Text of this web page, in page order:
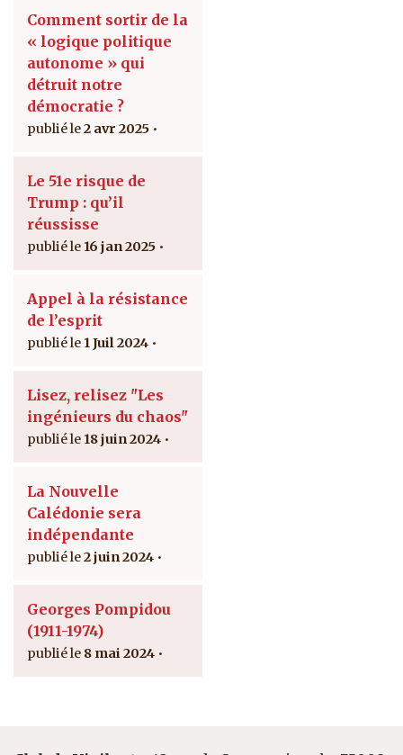
Comment sortir de la
« logique politique
autonome » qui
détruit notre
démocratie ?
2 avr 2025
Le 51e risque de
Trump : qu’il
réussisse
16 jan 2025
Appel à la résistance
de l’esprit
1 Juil 2024
Lisez, relisez "Les
ingénieurs du chaos"
18 juin 2024
La Nouvelle
Calédonie sera
indépendante
2 juin 2024
Georges Pompidou
(1911-1974)
8 mai 2024